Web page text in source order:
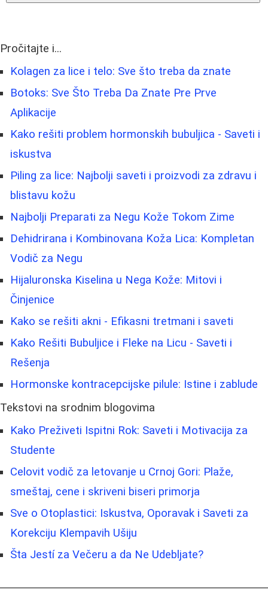
Pročitajte i...
Kolagen za lice i telo: Sve što treba da znate
Botoks: Sve Što Treba Da Znate Pre Prve
Aplikacije
Kako rešiti problem hormonskih bubuljica - Saveti i
iskustva
Piling za lice: Najbolji saveti i proizvodi za zdravu i
blistavu kožu
Najbolji Preparati za Negu Kože Tokom Zime
Dehidrirana i Kombinovana Koža Lica: Kompletan
Vodič za Negu
Hijaluronska Kiselina u Nega Kože: Mitovi i
Činjenice
Kako se rešiti akni - Efikasni tretmani i saveti
Kako Rešiti Bubuljice i Fleke na Licu - Saveti i
Rešenja
Hormonske kontracepcijske pilule: Istine i zablude
Tekstovi na srodnim blogovima
Kako Preživeti Ispitni Rok: Saveti i Motivacija za
Studente
Celovit vodič za letovanje u Crnoj Gori: Plaže,
smeštaj, cene i skriveni biseri primorja
Sve o Otoplastici: Iskustva, Oporavak i Saveti za
Korekciju Klempavih Ušiju
Šta Jestí za Večeru a da Ne Udebljate?